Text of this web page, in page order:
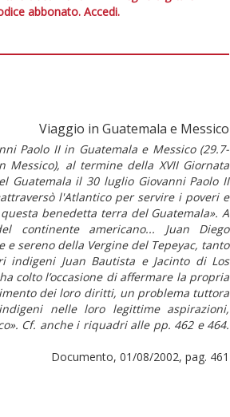
abbonato. Accedi.
Viaggio in Guatemala e Messico
Paolo II in Guatemala e Messico (29.7-
Messico), al termine della XVII Giornata
Guatemala il 30 luglio Giovanni Paolo II
l'Atlantico per servire i poveri e
benedetta terra del Guatemala». A
americano... Juan Diego
sereno della Vergine del Tepeyac, tanto
indigeni Juan Bautista e Jacinto di Los
colto l’occasione di affermare la propria
dei loro diritti, un problema tuttora
nelle loro legittime aspirazioni,
Cf. anche i riquadri alle pp. 462 e 464.
Documento, 01/08/2002, pag. 461